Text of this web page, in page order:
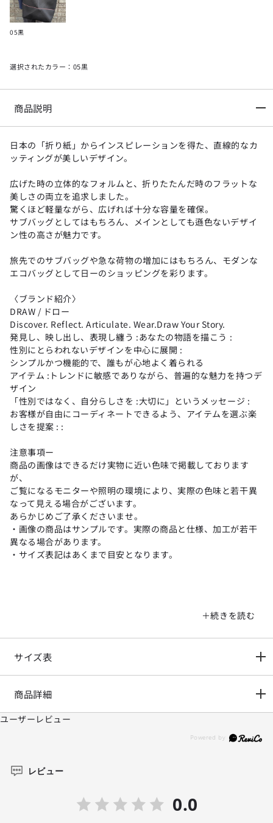
05黒
選択されたカラー：05黒
商品説明
日本の「折り紙」からインスピレーションを得た、直線的なカ
ッティングが美しいデザイン。
広げた時の立体的なフォルムと、折りたたんだ時のフラットな
美しさの両立を追求しました。
驚くほど軽量ながら、広げれば十分な容量を確保。
サブバッグとしてはもちろん、メインとしても遜色ないデザイ
ン性の高さが魅力です。
旅先でのサブバッグや急な荷物の増加にはもちろん、モダンな
エコバッグとして日ーのショッピングを彩ります。
〈ブランド紹介〉
DRAW / ドロー
Discover. Reflect. Articulate. Wear.Draw Your Story.
発見し、映し出し、表現し纏う :あなたの物語を描こう :
性別にとらわれないデザインを中心に展開 :
シンプルかつ機能的で、誰もが心地よく着られる
アイテム :トレンドに敏感でありながら、普遍的な魅力を持つデ
ザイン
「性別ではなく、自分らしさを :大切に」というメッセージ :
お客様が自由にコーディネートできるよう、アイテムを選ぶ楽
しさを提案 : :
注意事項ー
商品の画像はできるだけ実物に近い色味で掲載しております
が、
ご覧になるモニターや照明の環境により、実際の色味と若干異
なって見える場合がございます。
あらかじめご了承くださいませ。
・画像の商品はサンプルです。実際の商品と仕様、加工が若干
異なる場合があります。
・サイズ表記はあくまで目安となります。
サイズ表
商品詳細
ユーザーレビュー
レビュー
0.0